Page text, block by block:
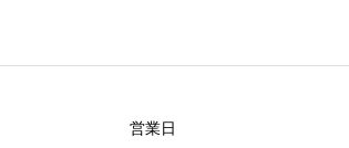
営業日